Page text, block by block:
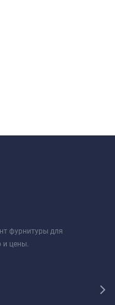
фурнитуры для
и цены.